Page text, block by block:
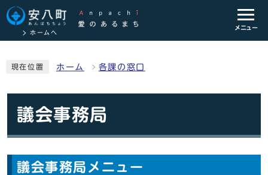
ホームへ
メニュー
現在位置 ホーム 各課の窓口
議会事務局
議会事務局メニュー